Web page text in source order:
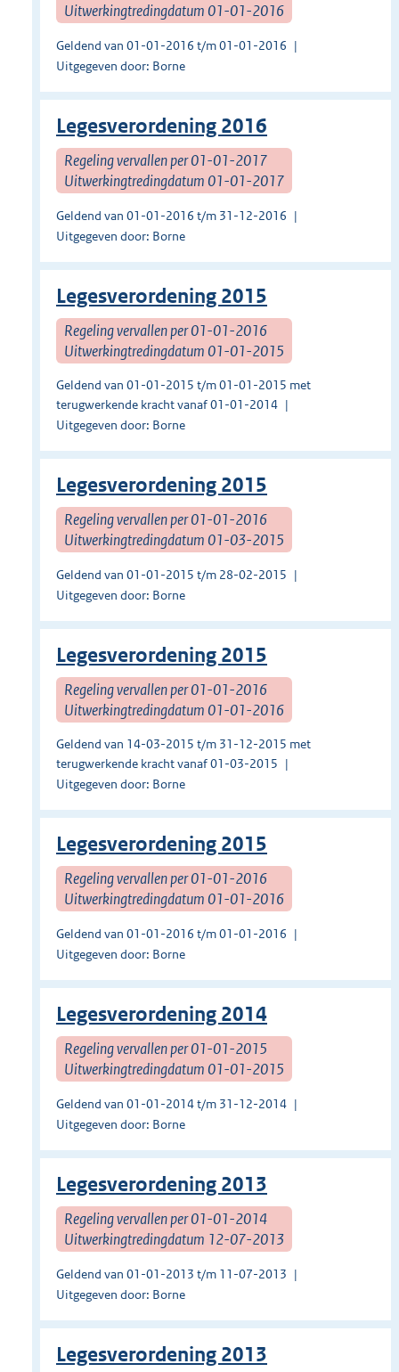
Uitwerkingtredingdatum 01-01-2016
Geldend van 01-01-2016 t/m 01-01-2016
Uitgegeven door: Borne
Legesverordening 2016
Regeling vervallen per 01-01-2017
Uitwerkingtredingdatum 01-01-2017
Geldend van 01-01-2016 t/m 31-12-2016
Uitgegeven door: Borne
Legesverordening 2015
Regeling vervallen per 01-01-2016
Uitwerkingtredingdatum 01-01-2015
Geldend van 01-01-2015 t/m 01-01-2015 met
terugwerkende kracht vanaf 01-01-2014
Uitgegeven door: Borne
Legesverordening 2015
Regeling vervallen per 01-01-2016
Uitwerkingtredingdatum 01-03-2015
Geldend van 01-01-2015 t/m 28-02-2015
Uitgegeven door: Borne
Legesverordening 2015
Regeling vervallen per 01-01-2016
Uitwerkingtredingdatum 01-01-2016
Geldend van 14-03-2015 t/m 31-12-2015 met
terugwerkende kracht vanaf 01-03-2015
Uitgegeven door: Borne
Legesverordening 2015
Regeling vervallen per 01-01-2016
Uitwerkingtredingdatum 01-01-2016
Geldend van 01-01-2016 t/m 01-01-2016
Uitgegeven door: Borne
Legesverordening 2014
Regeling vervallen per 01-01-2015
Uitwerkingtredingdatum 01-01-2015
Geldend van 01-01-2014 t/m 31-12-2014
Uitgegeven door: Borne
Legesverordening 2013
Regeling vervallen per 01-01-2014
Uitwerkingtredingdatum 12-07-2013
Geldend van 01-01-2013 t/m 11-07-2013
Uitgegeven door: Borne
Legesverordening 2013